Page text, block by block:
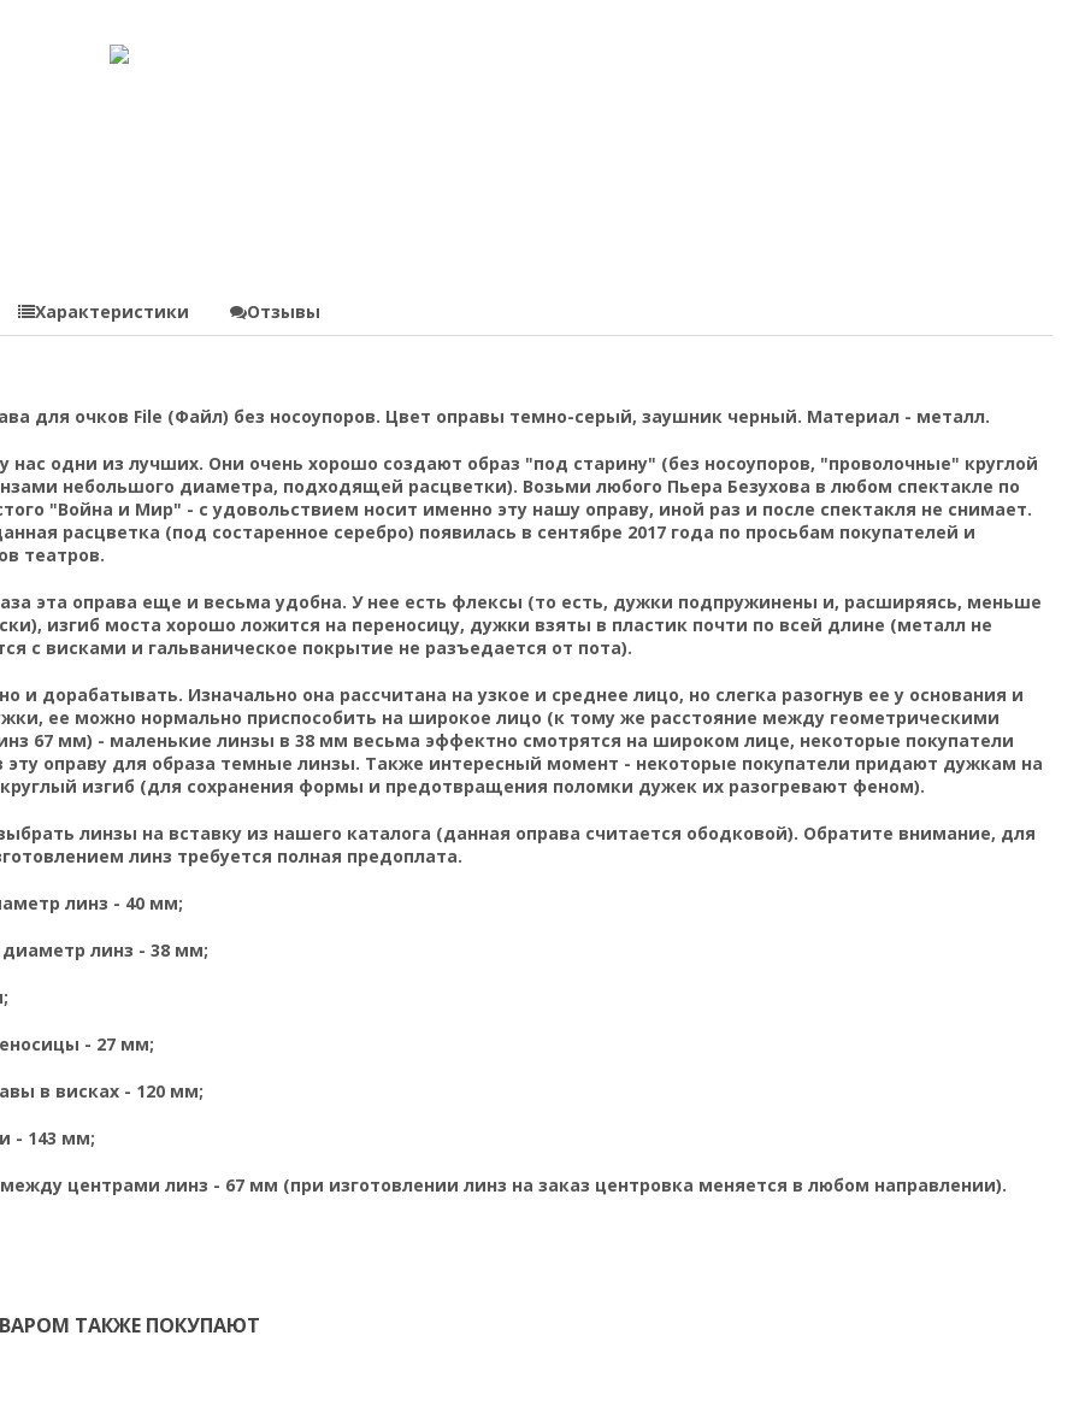
Характеристики Отзывы
для очков File (Файл) без носоупоров. Цвет оправы темно-серый, заушник черный. Материал - металл.
нас одни из лучших. Они очень хорошо создают образ "под старину" (без носоупоров, "проволочные" круглой
небольшого диаметра, подходящей расцветки). Возьми любого Пьера Безухова в любом спектакле по
"Война и Мир" - с удовольствием носит именно эту нашу оправу, иной раз и после спектакля не снимает.
расцветка (под состаренное серебро) появилась в сентябре 2017 года по просьбам покупателей и
театров.
эта оправа еще и весьма удобна. У нее есть флексы (то есть, дужки подпружинены и, расширяясь, меньше
изгиб моста хорошо ложится на переносицу, дужки взяты в пластик почти по всей длине (металл не
с висками и гальваническое покрытие не разъедается от пота).
и дорабатывать. Изначально она рассчитана на узкое и среднее лицо, но слегка разогнув ее у основания и
ее можно нормально приспособить на широкое лицо (к тому же расстояние между геометрическими
67 мм) - маленькие линзы в 38 мм весьма эффектно смотрятся на широком лице, некоторые покупатели
эту оправу для образа темные линзы. Также интересный момент - некоторые покупатели придают дужкам на
изгиб (для сохранения формы и предотвращения поломки дужек их разогревают феном).
линзы на вставкуиз нашего каталога (данная оправа считается ободковой). Обратите внимание, для
линз требуется полная предоплата.
линз - 40 мм;
линз - 38 мм;
- 27 мм;
в висках - 120 мм;
- 143 мм;
центрами линз - 67 мм (при изготовлении линз на заказ центровка меняется в любом направлении).
ТАКЖЕ ПОКУПАЮТ